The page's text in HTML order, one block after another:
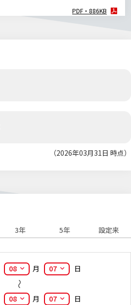
PDF・886KB
（2026年03月31日 時点）
3年 5年 設定来
08 月 07 日
08 月 07 日